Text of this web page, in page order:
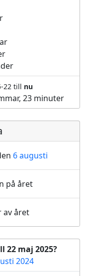
22 till nu
23 minuter
6 augusti
på året
av året
22 maj 2025?
2024